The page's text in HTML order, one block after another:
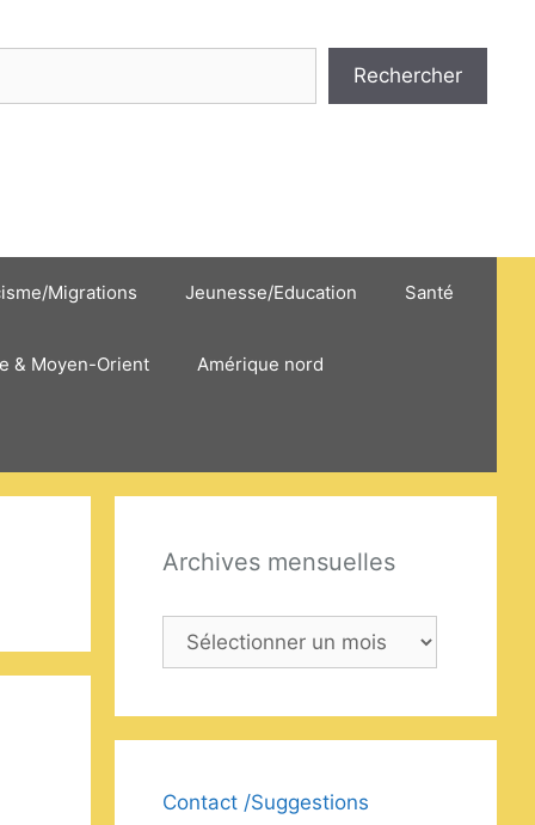
Rechercher
Migrations Jeunesse/Education Santé
& Moyen-Orient Amérique nord
Archives mensuelles
Archives
Contact /Suggestions